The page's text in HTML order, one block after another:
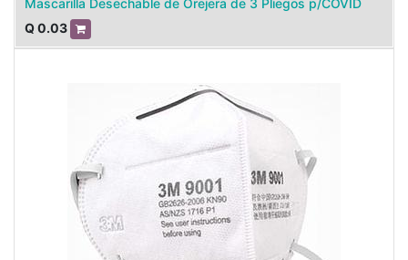
Mascarilla Desechable de Orejera de 3 Pliegos p/COVID
Q0.03